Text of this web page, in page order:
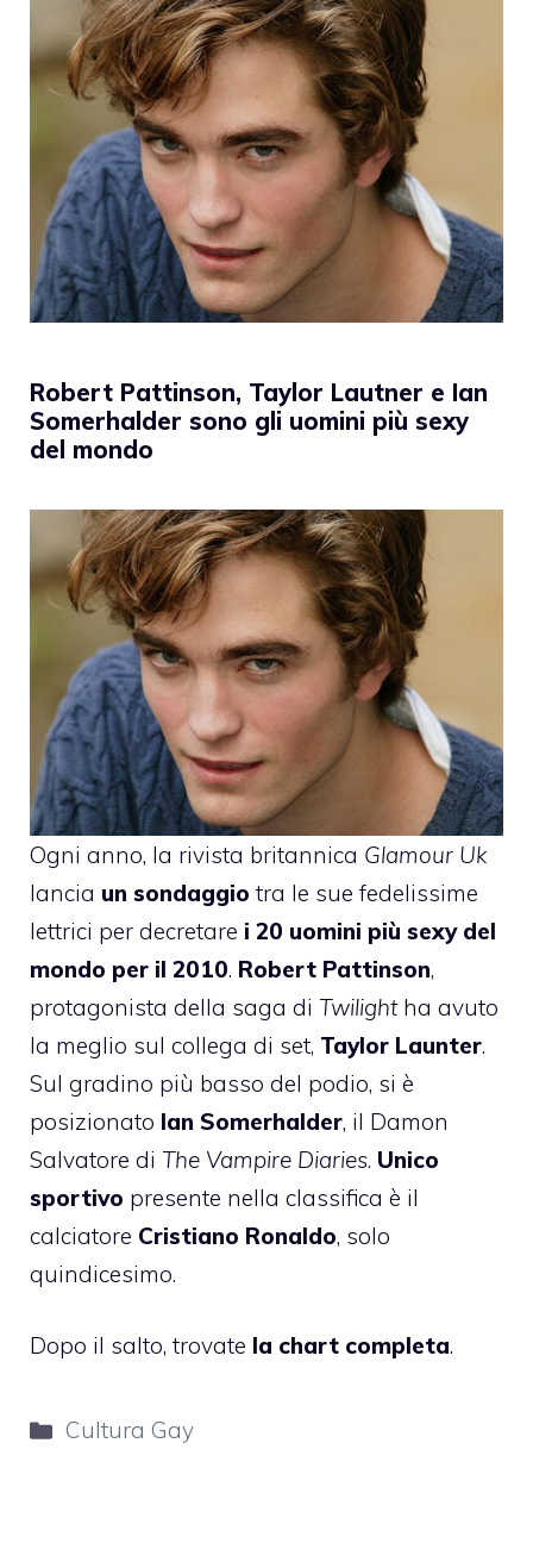
Robert Pattinson, Taylor Lautner e Ian
Somerhalder sono gli uomini più sexy
del mondo
Ogni anno, la rivista britannica Glamour Uk
lancia un sondaggio tra le sue fedelissime
lettrici per decretare i 20 uomini più sexy del
mondo per il 2010. Robert Pattinson,
protagonista della saga di Twilightha avuto
la meglio sul collega di set, Taylor Launter.
Sul gradino più basso del podio, si è
posizionato Ian Somerhalder, il Damon
Salvatore di The Vampire Diaries. Unico
sportivo presente nella classifica è il
calciatore Cristiano Ronaldo, solo
quindicesimo.
Dopo il salto, trovate la chart completa.
Categorie
Cultura Gay